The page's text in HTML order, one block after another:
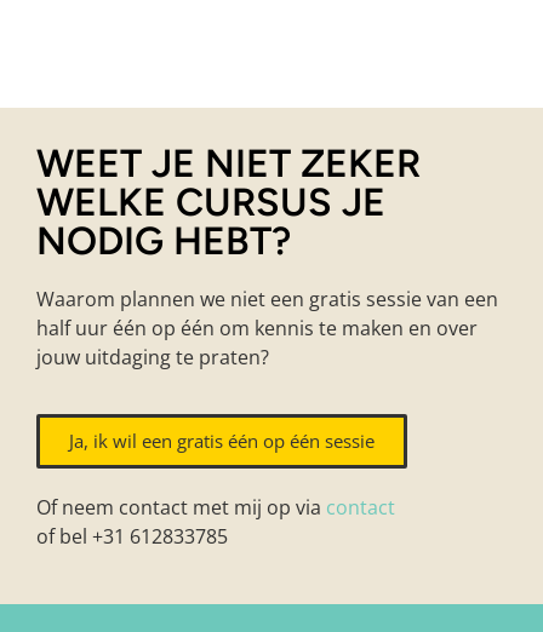
WEET JE NIET ZEKER
WELKE CURSUS JE
NODIG HEBT?
Waarom plannen we niet een gratis sessie van een
half uur één op één om kennis te maken en over
jouw uitdaging te praten?
Ja, ik wil een gratis één op één sessie
Of neem contact met mij op via contact
of bel +31 612833785